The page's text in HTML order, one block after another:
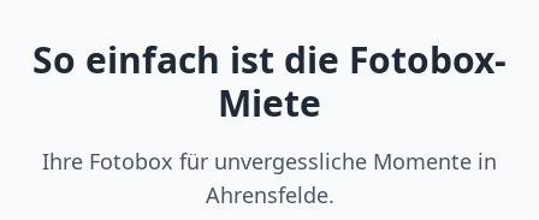
So einfach ist die Fotobox-
Miete
Ihre Fotobox für unvergessliche Momente in
Ahrensfelde.